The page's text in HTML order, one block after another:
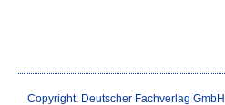
Copyright: Deutscher Fachverlag GmbH